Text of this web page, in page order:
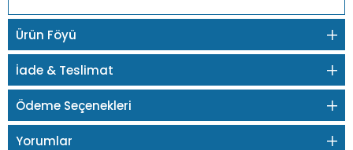
Ürün Föyü
İade & Teslimat
Ödeme Seçenekleri
Yorumlar